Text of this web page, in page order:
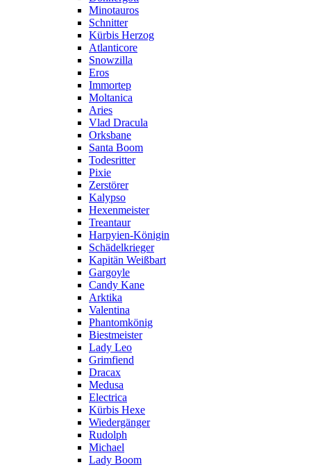
Minotauros
Schnitter
Kürbis Herzog
Atlanticore
Snowzilla
Eros
Immortep
Moltanica
Aries
Vlad Dracula
Orksbane
Santa Boom
Todesritter
Pixie
Zerstörer
Kalypso
Hexenmeister
Treantaur
Harpyien-Königin
Schädelkrieger
Kapitän Weißbart
Gargoyle
Candy Kane
Arktika
Valentina
Phantomkönig
Biestmeister
Lady Leo
Grimfiend
Dracax
Medusa
Electrica
Kürbis Hexe
Wiedergänger
Rudolph
Michael
Lady Boom